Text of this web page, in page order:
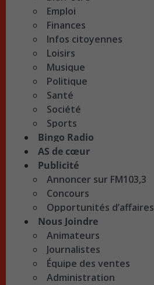
Emploi
Finances
Infos citoyennes
Loisirs
Musique
Politique
Santé
Société
Sports
Bingo Radio
AS de cœur
Publicité
Annoncer sur FM103,3
Concours
Opportunités d’affaires
Nous Joindre
Animateurs
Journalistes
Équipe des ventes
Administration